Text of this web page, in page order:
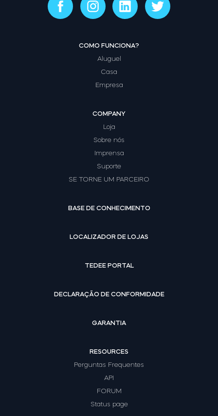
COMO FUNCIONA?
Aluguel
Casa
Empresa
COMPANY
Loja
Sobre nós
Imprensa
Suporte
SE TORNE UM PARCEIRO
BASE DE CONHECIMENTO
LOCALIZADOR DE LOJAS
TEDEE PORTAL
DECLARAÇÃO DE CONFORMIDADE
GARANTIA
RESOURCES
Perguntas Frequentes
API
FORUM
Status page